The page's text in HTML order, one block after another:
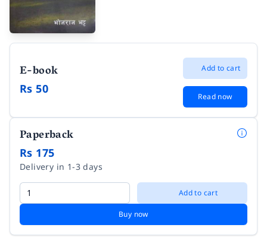
E-book
Rs 50
Add to cart
Read now
Paperback
Rs 175
Delivery in 1-3 days
Add to cart
Buy now